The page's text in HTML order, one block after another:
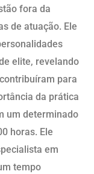
fora da
de atuação. Ele
elite, revelando
para
da prática
um determinado
horas. Ele
em
tempo